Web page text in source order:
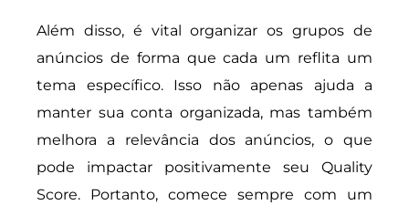
Além disso, é vital organizar os grupos de
anúncios de forma que cada um reflita um
tema específico. Isso não apenas ajuda a
manter sua conta organizada, mas também
melhora a relevância dos anúncios, o que
pode impactar positivamente seu Quality
Score. Portanto, comece sempre com um